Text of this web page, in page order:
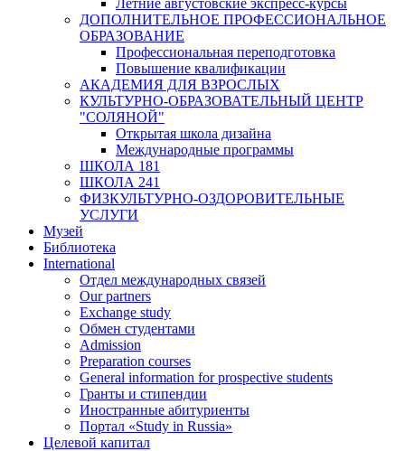
Летние августовские экспресс-курсы
ДОПОЛНИТЕЛЬНОЕ ПРОФЕССИОНАЛЬНОЕ
ОБРАЗОВАНИЕ
Профессиональная переподготовка
Повышение квалификации
АКАДЕМИЯ ДЛЯ ВЗРОСЛЫХ
КУЛЬТУРНО-ОБРАЗОВАТЕЛЬНЫЙ ЦЕНТР
"СОЛЯНОЙ"
Открытая школа дизайна
Международные программы
ШКОЛА 181
ШКОЛА 241
ФИЗКУЛЬТУРНО-ОЗДОРОВИТЕЛЬНЫЕ
УСЛУГИ
Музей
Библиотека
International
Отдел международных связей
Our partners
Exchange study
Обмен студентами
Admission
Preparation courses
General information for prospective students
Гранты и стипендии
Иностранные абитуриенты
Портал «Study in Russia»
Целевой капитал